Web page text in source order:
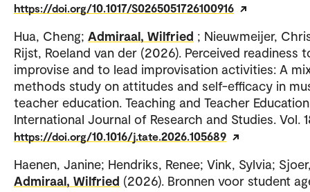
https://doi.org/10.1017/S0265051726100916
Hua, Cheng; Admiraal, Wilfried ; Nieuwmeijer,
Rijst, Roeland van der (2026). Perceived readiness
improvise and to lead improvisation activities: A
methods study on attitudes and self-efficacy in
teacher education. Teaching and Teacher
International Journal of Research and Studies. Vol.
https://doi.org/10.1016/j.tate.2026.105689
Haenen, Janine; Hendriks, Renee; Vink, Sylvia;
Admiraal, Wilfried (2026). Bronnen voor student